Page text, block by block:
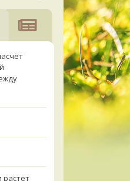
растёт